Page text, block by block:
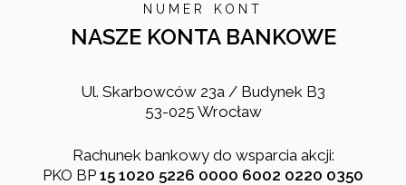
NUMER KONT
NASZE KONTA BANKOWE
Ul. Skarbowców 23a / Budynek B3
53-025 Wrocław
Rachunek bankowy do wsparcia akcji:
PKO BP 15 1020 5226 0000 6002 0220 0350